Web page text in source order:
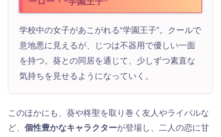
学校中の女子があこがれる“学園王子”。クールで
意地悪に見えるが、じつは不器用で優しい一面
を持つ。葵との同居を通じて、少しずつ素直な
気持ちを見せるようになっていく。
このほかにも、葵や柊聖を取り巻く友人やライバルな
ど、 個性豊かなキャラクターが登場し、二人の恋に甘